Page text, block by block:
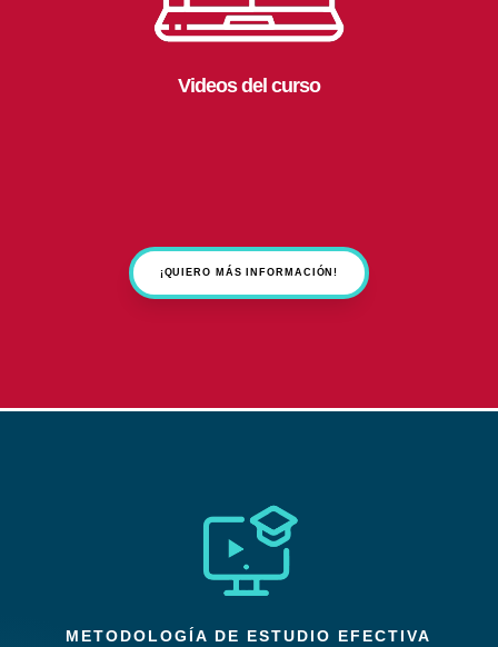
Videos del curso
¡QUIERO MÁS INFORMACIÓN!
METODOLOGÍA DE ESTUDIO EFECTIVA